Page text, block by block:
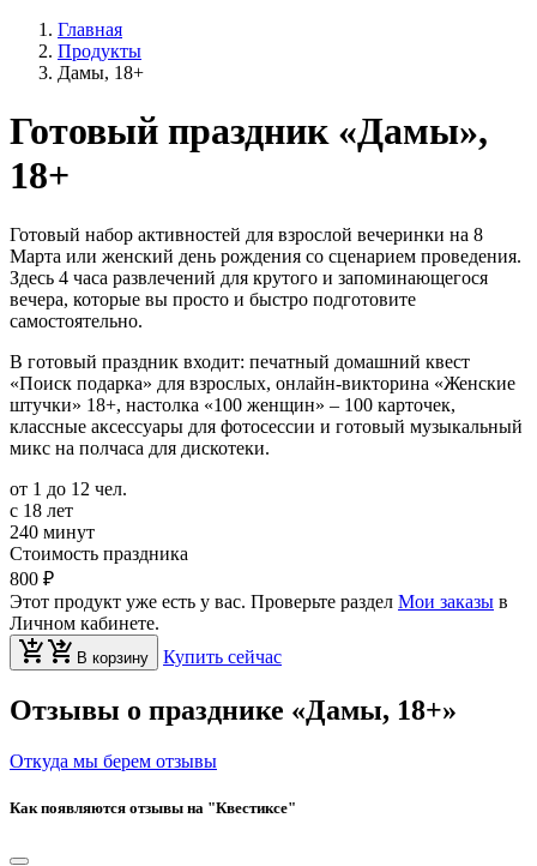
Главная
Продукты
Дамы, 18+
Готовый праздник «Дамы»,
18+
Готовый набор активностей для взрослой вечеринки на 8
Марта или женский день рождения со сценарием проведения.
Здесь 4 часа развлечений для крутого и запоминающегося
вечера, которые вы просто и быстро подготовите
самостоятельно.
В готовый праздник входит: печатный домашний квест
«Поиск подарка» для взрослых, онлайн-викторина «Женские
штучки» 18+, настолка «100 женщин» – 100 карточек,
классные аксессуары для фотосессии и готовый музыкальный
микс на полчаса для дискотеки.
от 1 до 12 чел.
с 18 лет
240 минут
Стоимость праздника
800 ₽
Этот продукт уже есть у вас. Проверьте раздел Мои заказы в
Личном кабинете.
В корзину Купить сейчас
Отзывы о празднике «Дамы, 18+»
Откуда мы берем отзывы
Как появляются отзывы на "Квестиксе"